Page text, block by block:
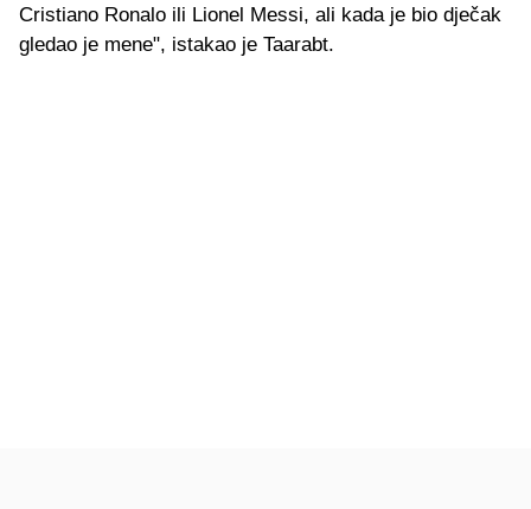
Cristiano Ronalo ili Lionel Messi, ali kada je bio dječak
gledao je mene", istakao je Taarabt.